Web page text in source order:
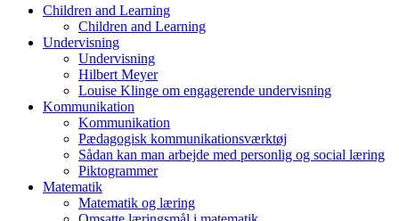
Children and Learning
Children and Learning
Undervisning
Undervisning
Hilbert Meyer
Louise Klinge om engagerende undervisning
Kommunikation
Kommunikation
Pædagogisk kommunikationsværktøj
Sådan kan man arbejde med personlig og social læring
Piktogrammer
Matematik
Matematik og læring